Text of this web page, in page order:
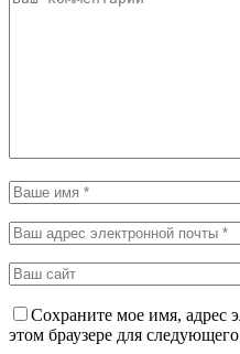
Сохраните мое имя, адрес
этом браузере для